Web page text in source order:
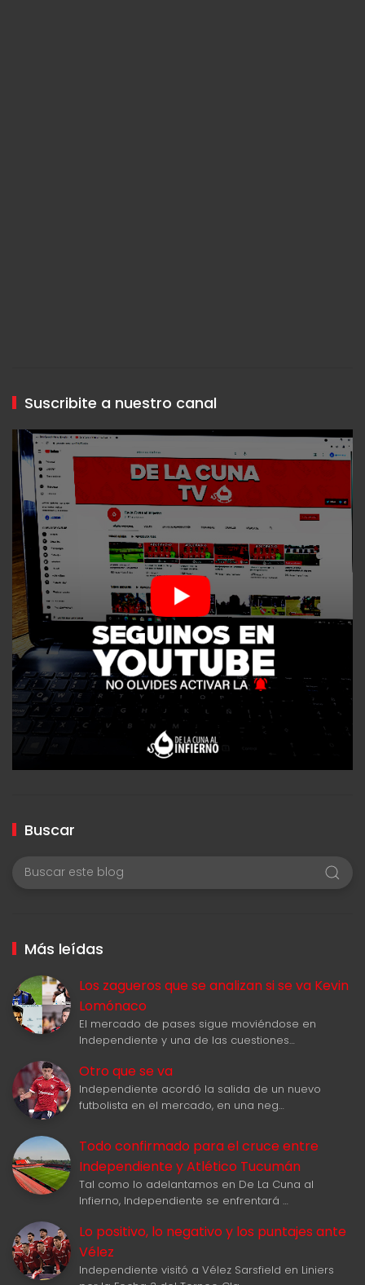
Suscribite a nuestro canal
Buscar
Más leídas
Los zagueros que se analizan si se va Kevin
Lomónaco
El mercado de pases sigue moviéndose en
Independiente y una de las cuestiones…
Otro que se va
Independiente acordó la salida de un nuevo
futbolista en el mercado, en una neg…
Todo confirmado para el cruce entre
Independiente y Atlético Tucumán
Tal como lo adelantamos en De La Cuna al
Infierno, Independiente se enfrentará …
Lo positivo, lo negativo y los puntajes ante
Vélez
Independiente visitó a Vélez Sarsfield en Liniers